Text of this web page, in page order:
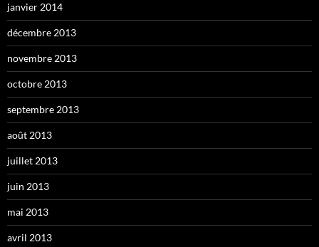
janvier 2014
décembre 2013
novembre 2013
octobre 2013
septembre 2013
août 2013
juillet 2013
juin 2013
mai 2013
avril 2013